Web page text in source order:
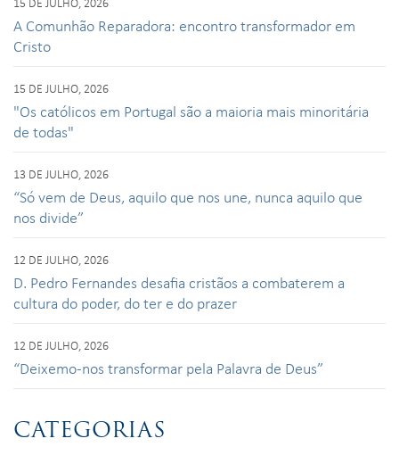
A Comunhão Reparadora: encontro transformador em
Cristo
15 DE JULHO, 2026
"Os católicos em Portugal são a maioria mais minoritária
de todas"
13 DE JULHO, 2026
“Só vem de Deus, aquilo que nos une, nunca aquilo que
nos divide”
12 DE JULHO, 2026
D. Pedro Fernandes desafia cristãos a combaterem a
cultura do poder, do ter e do prazer
12 DE JULHO, 2026
“Deixemo-nos transformar pela Palavra de Deus”
CATEGORIAS